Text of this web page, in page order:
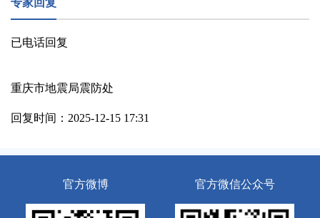
专家回复
已电话回复
重庆市地震局震防处
回复时间：2025-12-15 17:31
官方微博 官方微信公众号